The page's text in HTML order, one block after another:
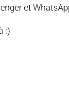
et
:)